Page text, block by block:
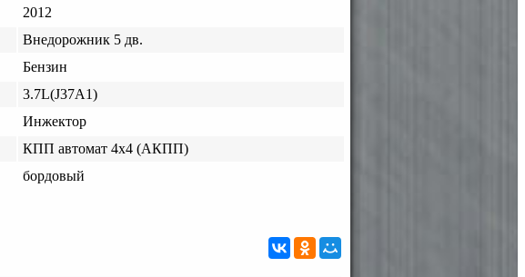
2012
Внедорожник 5 дв.
Бензин
3.7L(J37A1)
Инжектор
КПП автомат 4х4 (АКПП)
бордовый